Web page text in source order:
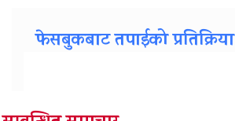
फेसबुकबाट तपाईको प्रतिक्रिया